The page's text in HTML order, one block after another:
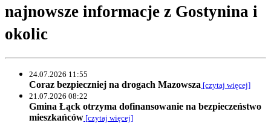
najnowsze informacje z Gostynina i
okolic
24.07.2026 11:55
Coraz bezpieczniej na drogach Mazowsza [czytaj więcej]
21.07.2026 08:22
Gmina Łąck otrzyma dofinansowanie na bezpieczeństwo
mieszkańców [czytaj więcej]